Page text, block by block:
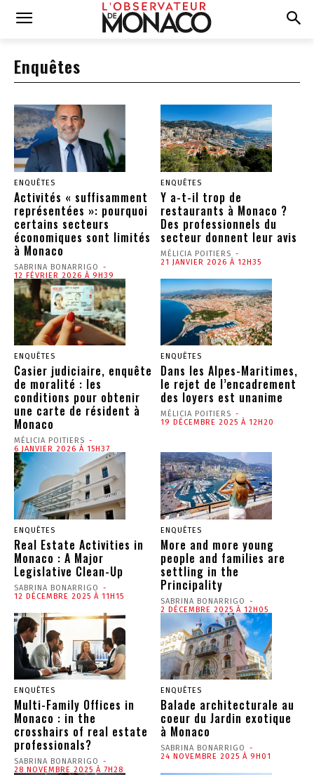
Enquêtes
ENQUÊTES
Activités « suffisamment
représentées »: pourquoi
certains secteurs
économiques sont limités
à Monaco
SABRINA BONARRIGO
-
12 FÉVRIER 2026 À 9H39
ENQUÊTES
Y a-t-il trop de
restaurants à Monaco ?
Des professionnels du
secteur donnent leur avis
MÉLICIA POITIERS -
21 JANVIER 2026 À 12H35
ENQUÊTES
Casier judiciaire, enquête
de moralité : les
conditions pour obtenir
une carte de résident à
Monaco
MÉLICIA POITIERS -
6 JANVIER 2026 À 15H37
ENQUÊTES
Dans les Alpes-Maritimes,
le rejet de l’encadrement
des loyers est unanime
MÉLICIA POITIERS -
19 DÉCEMBRE 2025 À 12H20
ENQUÊTES
Real Estate Activities in
Monaco : A Major
Legislative Clean-Up
SABRINA BONARRIGO
-
12 DÉCEMBRE 2025 À 11H15
ENQUÊTES
More and more young
people and families are
settling in the
Principality
SABRINA BONARRIGO
-
2 DÉCEMBRE 2025 À 12H05
ENQUÊTES
Multi-Family Offices in
Monaco : in the
crosshairs of real estate
professionals?
SABRINA BONARRIGO
-
28 NOVEMBRE 2025 À 7H28
ENQUÊTES
Balade architecturale au
coeur du Jardin exotique
à Monaco
SABRINA BONARRIGO
-
24 NOVEMBRE 2025 À 9H01